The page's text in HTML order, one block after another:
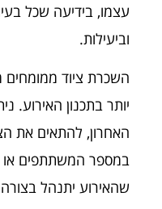
עצמו, בידיעה שכל
וביעילות.
השכרת ציוד
יותר בתכנון האירוע.
האחרון, להתאים את
במספר המשתתפים או
שהאירוע יתנהל